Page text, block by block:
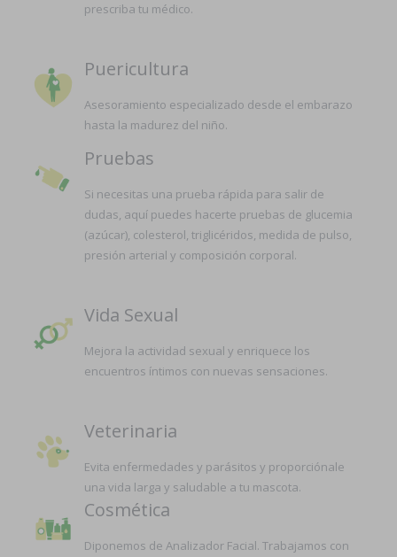
prescriba tu médico.
Puericultura
Asesoramiento especializado desde el embarazo
hasta la madurez del niño.
Pruebas
Si necesitas una prueba rápida para salir de
dudas, aquí puedes hacerte pruebas de glucemia
(azúcar), colesterol, triglicéridos, medida de pulso,
presión arterial y composición corporal.
Vida Sexual
Mejora la actividad sexual y enriquece los
encuentros íntimos con nuevas sensaciones.
Veterinaria
Evita enfermedades y parásitos y proporciónale
una vida larga y saludable a tu mascota.
Cosmética
Diponemos de Analizador Facial. Trabajamos con